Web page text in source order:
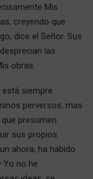
Mis
creyendo que
dice el Señor. Sus
las
obras.
siempre
perversos, mas
presumen
sus propios
ahora, ha habido
Yo no he